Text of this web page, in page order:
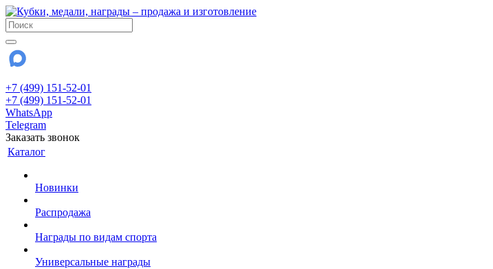
+7 (499) 151-52-01
+7 (499) 151-52-01
WhatsApp
Telegram
Заказать звонок
Каталог
Новинки
Распродажа
Награды по видам спорта
Универсальные награды